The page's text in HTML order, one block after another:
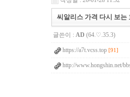
씨알리스 가격 다시 보는
글쓴이 : AD (64.♡.35.3)
https://a7t.vcss.top [91]
http://www.hongshin.net/